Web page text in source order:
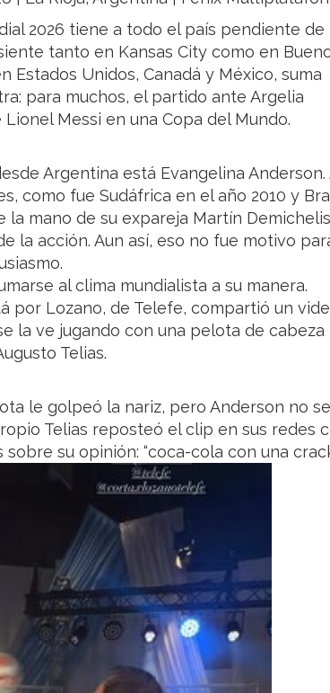
2026 tiene a todo el país pendiente de
tanto en Kansas City como en
Estados Unidos, Canadá y México, suma
para muchos, el partido ante Argelia
Messi en una Copa del Mundo.
Argentina está Evangelina Anderson.
como fue Sudáfrica en el año 2010 y
la mano de su expareja Martín
la acción. Aun así, eso no fue motivo
al clima mundialista a su manera.
por Lozano, de Telefe, compartió un
la ve jugando con una pelota de cabeza
Telias.
le golpeó la nariz, pero Anderson no se
Telias reposteó el clip en sus redes
su opinión: “coca-cola con una